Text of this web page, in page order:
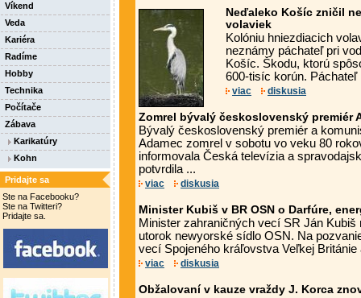
Víkend
Veda
Kariéra
Radíme
Hobby
Technika
Počítače
Zábava
Karikatúry
Kohn
Pridajte sa
Ste na Facebooku?
Ste na Twitteri?
Pridajte sa.
Neďaleko Košíc zničil
volaviek
Kolóniu hniezdiacich
neznámy páchateľ pri
Košíc. Škodu, ktorú
600-tisíc korún. Páchateľ
viac diskusia
Zomrel bývalý československý premiér
Bývalý československý premiér a
Adamec zomrel v sobotu vo veku 80
informovala Česká televízia a
potvrdila ...
viac diskusia
Minister Kubiš v BR OSN o Darfúre,
Minister zahraničných vecí SR Ján Kubiš
utorok newyorské sídlo OSN. Na
vecí Spojeného kráľovstva Veľkej
viac diskusia
Obžalovaní v kauze vraždy J. Korca